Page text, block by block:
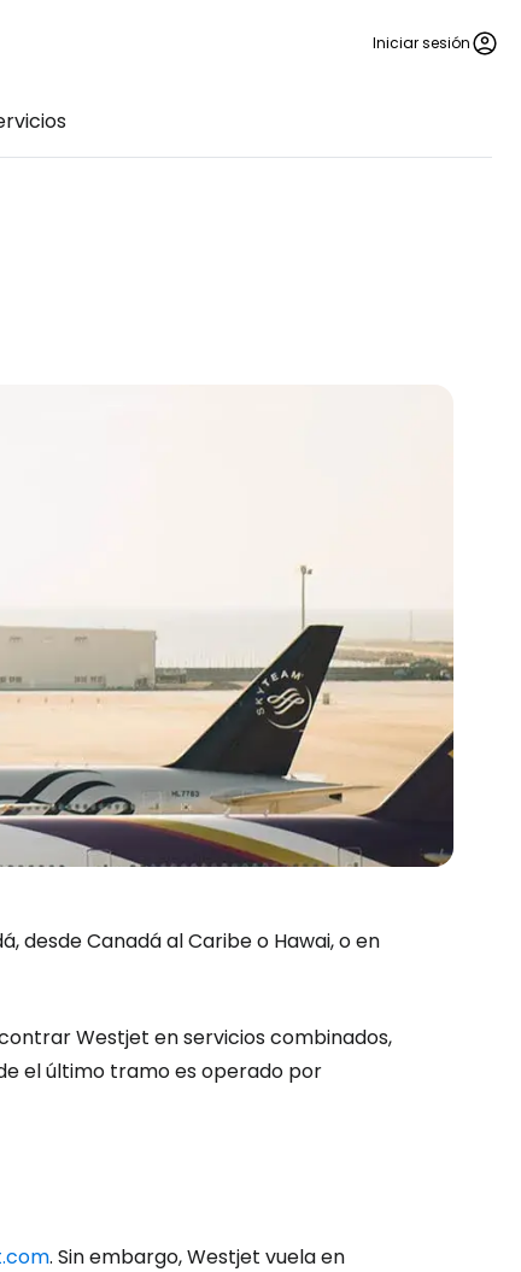
Iniciar sesión
desde Canadá al Caribe o Hawai, o en
Westjet en servicios combinados,
el último tramo es operado por
. Sin embargo, Westjet vuela en